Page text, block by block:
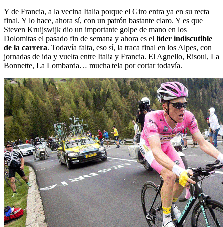
Y de Francia, a la vecina Italia porque el Giro entra ya en su recta
final. Y lo hace, ahora sí, con un patrón bastante claro. Y es que
Steven Kruijswijk dio un importante golpe de mano en los
Dolomitas el pasado fin de semana y ahora es el líder indiscutible
de la carrera. Todavía falta, eso sí, la traca final en los Alpes, con
jornadas de ida y vuelta entre Italia y Francia. El Agnello, Risoul, La
Bonnette, La Lombarda… mucha tela por cortar todavía.